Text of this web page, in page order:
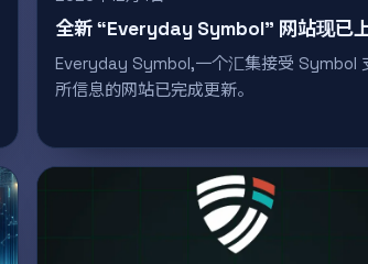
全新 “Everyday Symbol” 网站现已
Everyday Symbol,一个汇集接受 Symbol
所信息的网站已完成更新。